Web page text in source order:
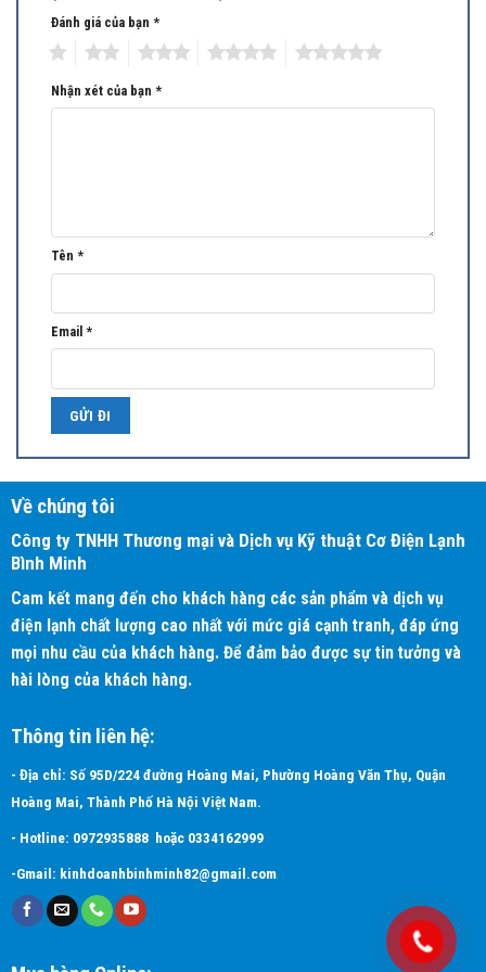
gây ra.
Lắp đặt dễ dàng và nhanh chóng
thẩm mỹ khi nhiều thiết bị được lắp đặt trong cùng một không
gian.
Tính năng chính của điều hòa(FCNQ36MV1/RNQ36MV1)
Dàn lạnh đa dạng:
Điều hòa Daikinđáp ứng mọi nhu cầu khách hàng với dãy sản
phẩm đa dạng phong phú nhiều chủng loại (
sàn) và nguồn điện (1 pha và 3 pha).
Cánh tản nhiệt dàn nóng được xử lý chống ăn mòn:
Để nâng cao độ bền bằng cách cải thiện khả năng chịu đựng ăn
mòn do muối và ô nhiễm không khí, dàn trao đổi nhiệt được xử lý
chống ăn mòn (đã được xử lý sơ bộ bằng acryl) được sử dụng cho
Dễ dàng lắp đặt và bảo dưỡng:
Môi chất lạnh nạp sẵn đến 15m ống (Áp dụng với model RNQ30-
RNQ30-48M).
tuần:
Đơn giản, thiết kế hiện đại với màu trắng tươi phù hợp với mọi thiết
Đánh giá của bạn *
Nhận xét của bạn *
Tên *
Email *
Về chúng tôi
Công ty TNHH Thương mại và Dịch vụ Kỹ thuật Cơ Điện Lạnh
Bình Minh
Cam kết mang đến cho khách hàng các sản phẩm và dịch vụ
điện lạnh chất lượng cao nhất với mức giá cạnh tranh, đáp ứng
mọi nhu cầu của khách hàng. Để đảm bảo được sự tin tưởng và
hài lòng của khách hàng.
Thông tin liên hệ:
- Địa chỉ: Số 95D/224 đường Hoàng Mai, Phường Hoàng Văn Thụ, Quận
Hoàng Mai, Thành Phố Hà Nội Việt Nam.
- Hotline: 0972935888hoặc 0334162999
-Gmail: kinhdoanhbinhminh82@gmail.com